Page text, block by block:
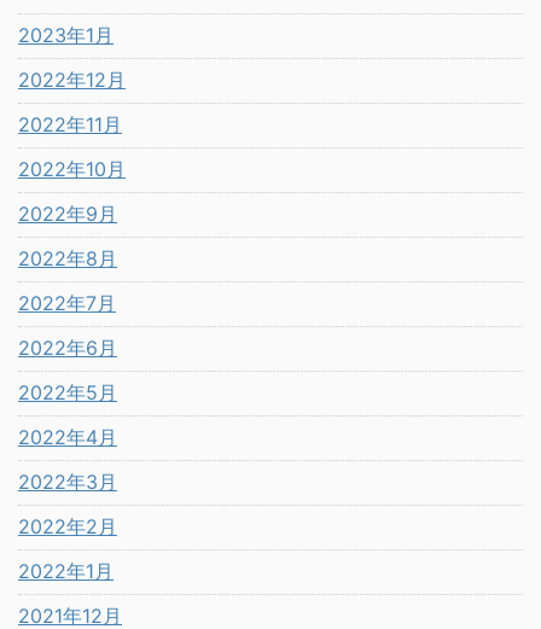
2023年1月
2022年12月
2022年11月
2022年10月
2022年9月
2022年8月
2022年7月
2022年6月
2022年5月
2022年4月
2022年3月
2022年2月
2022年1月
2021年12月